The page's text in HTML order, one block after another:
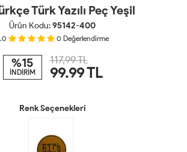
Türk Yazılı Peç Yeşil
Ürün Kodu:95142-400
0 Değerlendirme
%15
İNDİRİM
117,99 TL
99.99TL
Renk Seçenekleri